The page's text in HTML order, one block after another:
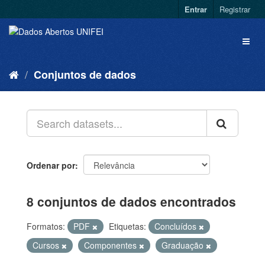
Entrar Registrar
Conjuntos de dados
Ordenar por
8 conjuntos de dados encontrados
Formatos: PDF Etiquetas:
Concluídos
Cursos
Componentes
Graduação